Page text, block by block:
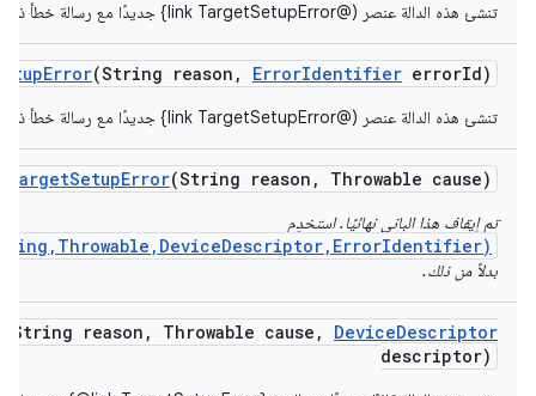
تنشئ هذه الدالة عنصر (@link TargetSetupError} جديدًا مع رسالة خطأ ذات معنى.
Error(String reason , ErrorIdentifier errorId)
تنشئ هذه الدالة عنصر (@link TargetSetupError} جديدًا مع رسالة خطأ ذات معنى.
TargetSetupError(String reason , Throwable cause)
تم إيقاف هذا الباني نهائيًا. استخدِم
بدلاً من ذلك.
(String reason , Throwable cause , DeviceDescriptor
descriptor)